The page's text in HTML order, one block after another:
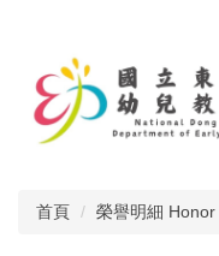
首頁 榮譽明細 Honor